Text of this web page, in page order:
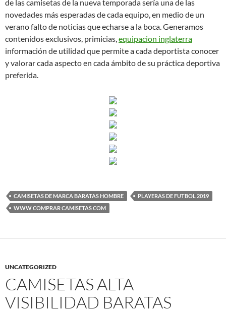
de las camisetas de la nueva temporada sería una de las
novedades más esperadas de cada equipo, en medio de un
verano falto de noticias que echarse a la boca. Generamos
contenidos exclusivos, primicias,equipacion inglaterra
información de utilidad que permite a cada deportista conocer
y valorar cada aspecto en cada ámbito de su práctica deportiva
preferida.
CAMISETAS DE MARCA BARATAS HOMBRE
PLAYERAS DE FUTBOL 2019
WWW COMPRAR CAMISETAS COM
UNCATEGORIZED
CAMISETAS ALTA
VISIBILIDAD BARATAS